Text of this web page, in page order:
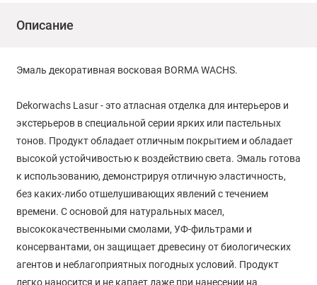
Описание
Эмаль декоративная восковая BORMA WACHS.
Dekorwachs Lasur - это атласная отделка для интерьеров и
экстерьеров в специальной серии ярких или пастельных
тонов. Продукт обладает отличным покрытием и обладает
высокой устойчивостью к воздействию света. Эмаль готова
к использованию, демонстрируя отличную эластичность,
без каких-либо отшелушивающих явлений с течением
времени. С основой для натуральных масел,
высококачественными смолами, УФ-фильтрами и
консервантами, он защищает древесину от биологических
агентов и неблагоприятных погодных условий. Продукт
легко наносится и не капает даже при нанесении на